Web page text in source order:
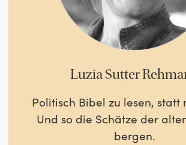
Luzia Sutter
Politisch Bibel zu lesen, statt
Und so die Schätze der
bergen.